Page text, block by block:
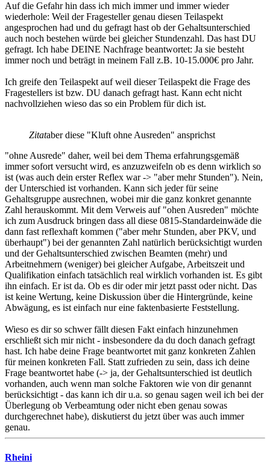
Auf die Gefahr hin dass ich mich immer und immer wieder
wiederhole: Weil der Fragesteller genau diesen Teilaspekt
angesprochen had und du gefragt hast ob der Gehaltsunterschied
auch noch bestehen würde bei gleicher Stundenzahl. Das hast DU
gefragt. Ich habe DEINE Nachfrage beantwortet: Ja sie besteht
immer noch und beträgt in meinem Fall z.B. 10-15.000€ pro Jahr.
Ich greife den Teilaspekt auf weil dieser Teilaspekt die Frage des
Fragestellers ist bzw. DU danach gefragt hast. Kann echt nicht
nachvollziehen wieso das so ein Problem für dich ist.
Zitataber diese "Kluft ohne Ausreden" ansprichst
"ohne Ausrede" daher, weil bei dem Thema erfahrungsgemäß
immer sofort versucht wird, es anzuzweifeln ob es denn wirklich so
ist (was auch dein erster Reflex war -> "aber mehr Stunden"). Nein,
der Unterschied ist vorhanden. Kann sich jeder für seine
Gehaltsgruppe ausrechnen, wobei mir die ganz konkret genannte
Zahl herauskommt. Mit dem Verweis auf "ohen Ausreden" möchte
ich zum Ausdruck bringen dass all diese 0815-Standardeinwäde die
dann fast reflexhaft kommen ("aber mehr Stunden, aber PKV, und
überhaupt") bei der genannten Zahl natürlich berücksichtigt wurden
und der Gehaltsunterschied zwischen Beamten (mehr) und
Arbeitnehmern (weniger) bei gleicher Aufgabe, Arbeitszeit und
Qualifikation einfach tatsächlich real wirklich vorhanden ist. Es gibt
ihn einfach. Er ist da. Ob es dir oder mir jetzt passt oder nicht. Das
ist keine Wertung, keine Diskussion über die Hintergründe, keine
Abwägung, es ist einfach nur eine faktenbasierte Feststellung.
Wieso es dir so schwer fällt diesen Fakt einfach hinzunehmen
erschließt sich mir nicht - insbesondere da du doch danach gefragt
hast. Ich habe deine Frage beantwortet mit ganz konkreten Zahlen
für meinen konkreten Fall. Statt zufrieden zu sein, dass ich deine
Frage beantwortet habe (-> ja, der Gehaltsunterschied ist deutlich
vorhanden, auch wenn man solche Faktoren wie von dir genannt
berücksichtigt - das kann ich dir u.a. so genau sagen weil ich bei der
Überlegung ob Verbeamtung oder nicht eben genau sowas
durchgerechnet habe), diskutierst du jetzt über was auch immer
genau.
Rheini